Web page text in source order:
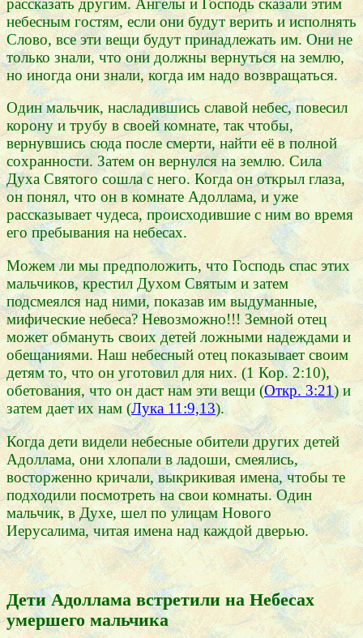
небесным гостям, если они будут верить и исполнять
Слово, все эти вещи будут принадлежать им. Они не
только знали, что они должны вернуться на землю,
но иногда они знали, когда им надо возвращаться.
Один мальчик, насладившись славой небес, повесил
корону и трубу в своей комнате, так чтобы,
вернувшись сюда после смерти, найти её в полной
сохранности. Затем он вернулся на землю. Сила
Духа Святого сошла с него. Когда он открыл глаза,
он понял, что он в комнате Адоллама, и уже
рассказывает чудеса, происходившие с ним во время
его пребывания на небесах.
Можем ли мы предположить, что Господь спас этих
мальчиков, крестил Духом Святым и затем
подсмеялся над ними, показав им выдуманные,
мифические небеса? Невозможно!!! Земной отец
может обмануть своих детей ложными надеждами и
обещаниями. Наш небесный отец показывает своим
детям то, что он уготовил для них. (1 Кор. 2:10),
обетования, что он даст нам эти вещи (Откр. 3:21) и
затем дает их нам (Лука 11:9,13).
Когда дети видели небесные обители других детей
Адоллама, они хлопали в ладоши, смеялись,
восторженно кричали, выкрикивая имена, чтобы те
подходили посмотреть на свои комнаты. Один
мальчик, в Духе, шел по улицам Нового
Иерусалима, читая имена над каждой дверью.
Дети Адоллама встретили на Небесах
умершего мальчика